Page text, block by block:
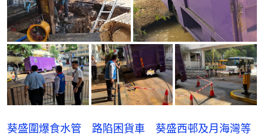
葵盛圍爆食水管 路陷困貨車 葵盛西邨及月海灣等